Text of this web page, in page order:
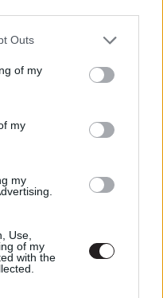
one or more Google
You may click to
its third-party tags to
in below Google
Outs
of my
my
my
Use,
of my
with the
nyelvezetű
év egyik
állam eldugott
maradt gyermekek
vallási tanítások
és fegyelem hatja át a
a legcsekélyebb
még a legapróbbak